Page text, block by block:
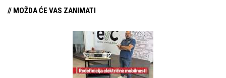
// MOŽDA ĆE VAS ZANIMATI